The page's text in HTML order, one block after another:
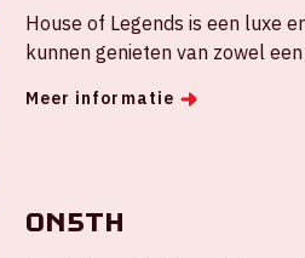
House of Legends is een luxe
kunnen genieten van zowel
Meer informatie
ON5TH